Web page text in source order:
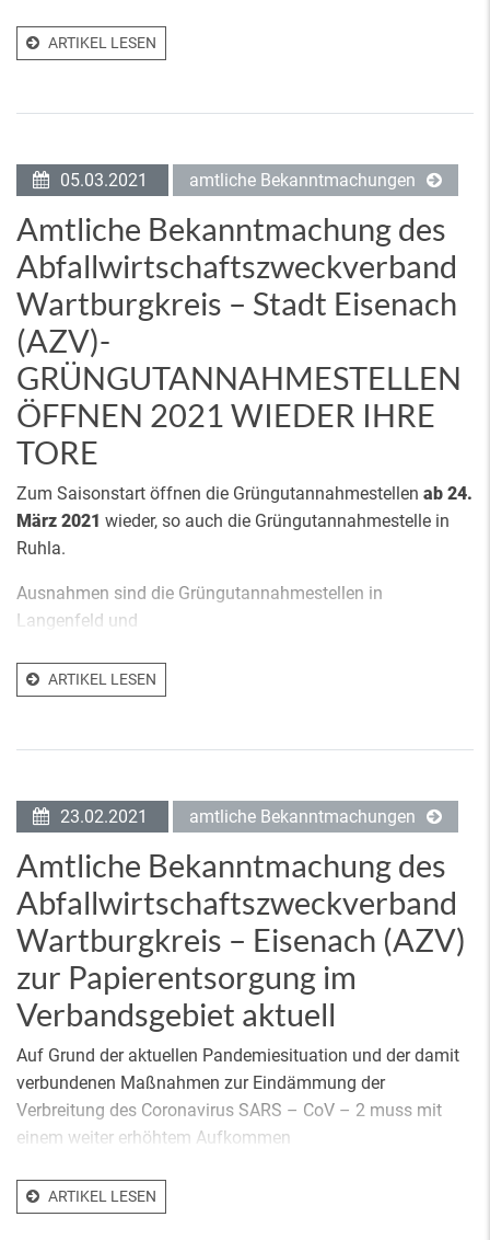
ARTIKEL LESEN
05.03.2021 amtliche Bekanntmachungen
Amtliche Bekanntmachung des
Abfallwirtschaftszweckverband
Wartburgkreis – Stadt Eisenach
(AZV)-
GRÜNGUTANNAHMESTELLEN
ÖFFNEN 2021 WIEDER IHRE
TORE
Zum Saisonstart öffnen die Grüngutannahmestellen ab 24.
März 2021 wieder, so auch die Grüngutannahmestelle in
Ruhla.
Ausnahmen sind die Grüngutannahmestellen in
Langenfeld und
ARTIKEL LESEN
23.02.2021 amtliche Bekanntmachungen
Amtliche Bekanntmachung des
Abfallwirtschaftszweckverband
Wartburgkreis – Eisenach (AZV)
zur Papierentsorgung im
Verbandsgebiet aktuell
Auf Grund der aktuellen Pandemiesituation und der damit
verbundenen Maßnahmen zur Eindämmung der
Verbreitung des Coronavirus SARS – CoV – 2 muss mit
einem weiter erhöhtem Aufkommen
ARTIKEL LESEN